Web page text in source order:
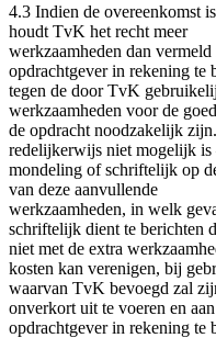
4.3 Indien de overeenkomst
houdt TvK het recht meer
werkzaamheden dan
opdrachtgever in rekening te
tegen de door TvK
werkzaamheden voor de
de opdracht noodzakelijk
redelijkerwijs niet mogelijk is
mondeling of schriftelijk op
van deze aanvullende
werkzaamheden, in welk
schriftelijk dient te berichten
niet met de extra
kosten kan verenigen, bij
waarvan TvK bevoegd zal
onverkort uit te voeren en aan
opdrachtgever in rekening te